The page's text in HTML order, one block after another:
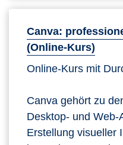
Canva:
(Online-Kurs)
Online-Kurs mit
Canva gehört zu
Desktop‑ und
Erstellung visueller